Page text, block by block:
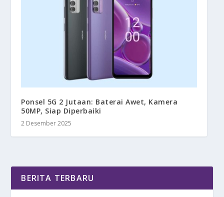
Ponsel 5G 2 Jutaan: Baterai Awet, Kamera
50MP, Siap Diperbaiki
2 Desember 2025
BERITA TERBARU